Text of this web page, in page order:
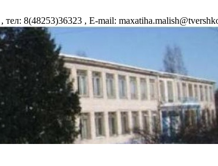
8(48253)36323 , E-mail: